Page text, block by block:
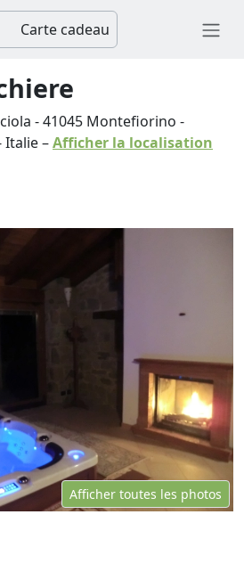
Carte cadeau
-41045 Montefiorino -
Italie–Afficher la localisation
Afficher toutes les photos